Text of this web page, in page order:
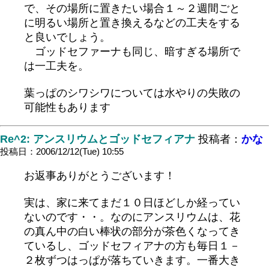
で、その場所に置きたい場合１～２週間ごと
に明るい場所と置き換えるなどの工夫をする
と良いでしょう。
ゴッドセファーナも同じ、暗すぎる場所で
は一工夫を。
葉っぱのシワシワについては水やりの失敗の
可能性もあります
Re^2: アンスリウムとゴッドセフィアナ 投稿者： かな
投稿日：2006/12/12(Tue) 10:55
お返事ありがとうございます！
実は、家に来てまだ１０日ほどしか経ってい
ないのです・・。なのにアンスリウムは、花
の真ん中の白い棒状の部分が茶色くなってき
ているし、ゴッドセフィアナの方も毎日１－
２枚ずつはっぱが落ちていきます。一番大き